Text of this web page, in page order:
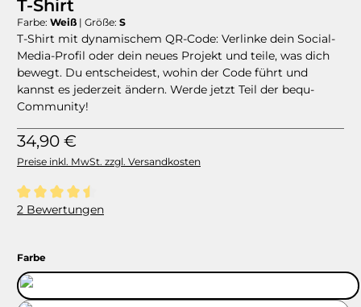
T-Shirt
Farbe: Weiß | Größe: S
T-Shirt mit dynamischem QR-Code: Verlinke dein Social-
Media-Profil oder dein neues Projekt und teile, was dich
bewegt. Du entscheidest, wohin der Code führt und
kannst es jederzeit ändern. Werde jetzt Teil der bequ-
Community!
Regulärer Preis:
34,90 €
Preise inkl. MwSt. zzgl. Versandkosten
Durchschnittliche Bewertung von 4.5 von 5 Sternen
2 Bewertungen
Farbeauswählen